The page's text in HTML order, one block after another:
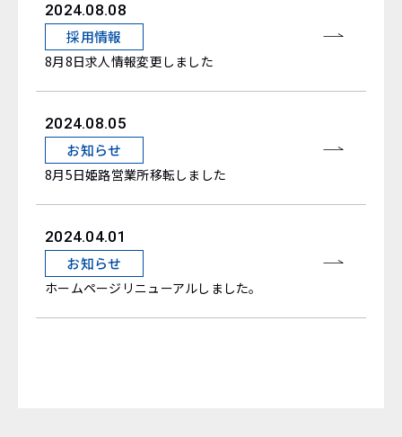
2024.08.08
採用情報
8月8日求人情報変更しました
2024.08.05
お知らせ
8月5日姫路営業所移転しました
2024.04.01
お知らせ
ホームページリニューアルしました。